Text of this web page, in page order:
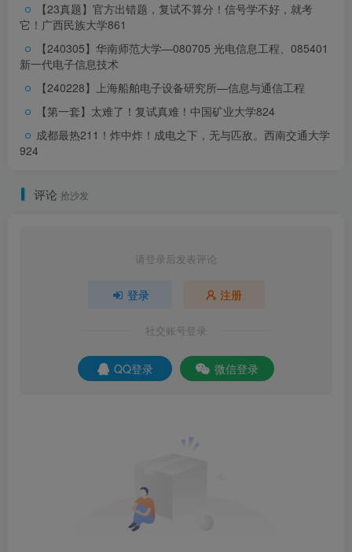
【23真题】官方出错题，复试不算分！信号学不好，就考
它！ 广西民族大学861
【240305】华南师范大学—080705 光电信息工程、085401
新一代电子信息技术
【240228】上海船舶电子设备研究所—信息与通信工程
【第一套】太难了！复试真难！ 中国矿业大学824
成都最热211！炸中炸！成电之下，无与匹敌。 西南交通大学
924
评论 抢沙发
请登录后发表评论
登录 注册
社交账号登录
QQ登录 微信登录